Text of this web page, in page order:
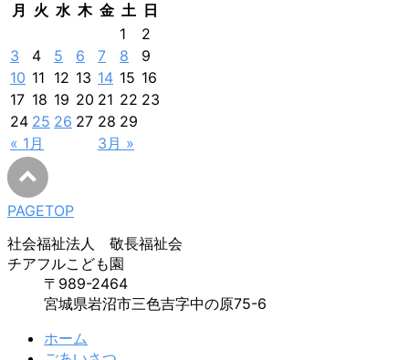
月
火 水 木 金 土 日
« 1月 3月 »
1
2
3
4 5 6 7 8
9
10 11 12 13 14 15 16
17 18 19 20 21 22 23
24 25 26 27 28 29
PAGETOP
社会福祉法人 敬長福祉会
チアフルこども園
〒989-2464
宮城県岩沼市三色吉字中の原75-6
ホーム